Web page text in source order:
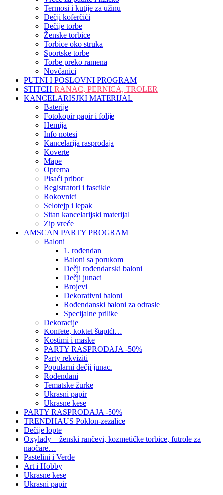
Termosi i kutije za užinu
Dečji koferčići
Dečije torbe
Ženske torbice
Torbice oko struka
Sportske torbe
Torbe preko ramena
Novčanici
PUTNI I POSLOVNI PROGRAM
STITCH RANAC, PERNICA, TROLER
KANCELARISJKI MATERIJAL
Baterije
Fotokopir papir i folije
Hemija
Info notesi
Kancelarija rasprodaja
Koverte
Mape
Oprema
Pisaći pribor
Registratori i fascikle
Rokovnici
Selotejp i lepak
Sitan kancelarijski materijal
Zip vreće
AMSCAN PARTY PROGRAM
Baloni
1. rođendan
Baloni sa porukom
Dečji rođendanski baloni
Dečji junaci
Brojevi
Dekorativni baloni
Rođendanski baloni za odrasle
Specijalne prilike
Dekoracije
Konfete, koktel štapići…
Kostimi i maske
PARTY RASPRODAJA -50%
Party rekviziti
Popularni dečji junaci
Rođendani
Tematske žurke
Ukrasni papir
Ukrasne kese
PARTY RASPRODAJA -50%
TRENDHAUS Poklon-zezalice
Dečije lopte
Oxylady – ženski rančevi, kozmetičke torbice, futrole za
naočare…
Pastelini i Verde
Art i Hobby
Ukrasne kese
Ukrasni papir